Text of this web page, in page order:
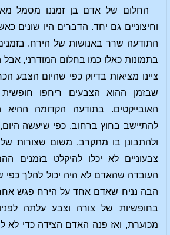
החלום של אדם בן זמננו מסמל
וחיצוניים גם יחד. הדברים היו שונים
התודעה שרר באנושות של הירח.
בתמונות כאלו כמו בחלום המודרני, אבל
ציינו מציאות בדיוק כפי שהיום הצבע
שבזמן ההוא הצבעים ריחפו
האובייקטים. בתודעה הקדומה
להתיישב בחוץ ברחוב, כפי שיעשה
ולהתבונן בו מתקרב. משום שצורות
צבעוניים לא יכלו להיקלט בזמנים
העובדה שהאדם לא היה יכול להלך כפי
הבה נניח שאדם אחד על הירח פגש
בחופשיות של צורה וצבע עלתה
מכוערת, ואז פנה האדם הצידה כדי לא